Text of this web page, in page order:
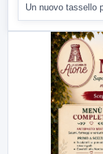
Un nuovo tassello